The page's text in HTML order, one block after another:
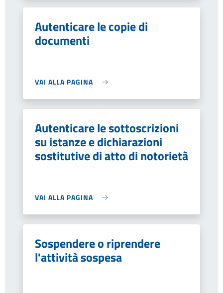
Autenticare le copie di
documenti
VAI ALLA PAGINA
Autenticare le sottoscrizioni
su istanze e dichiarazioni
sostitutive di atto di notorietà
VAI ALLA PAGINA
Sospendere o riprendere
l'attività sospesa